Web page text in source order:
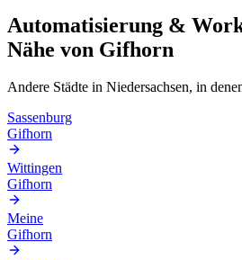
Automatisierung &
Nähe von Gifhorn
Andere Städte in Niedersachsen, in
Sassenburg
Gifhorn
Wittingen
Gifhorn
Meine
Gifhorn